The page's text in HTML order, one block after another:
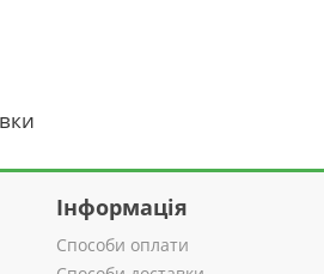
Інформація
Способи оплати